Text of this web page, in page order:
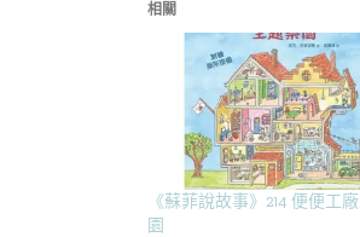
相關
《蘇菲說故事》214 便便工
園